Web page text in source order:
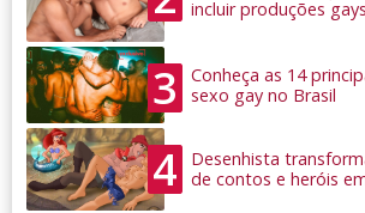
incluir produções gays
3
Conheça as 14
sexo gay no Brasil
4
Desenhista
de contos e heróis